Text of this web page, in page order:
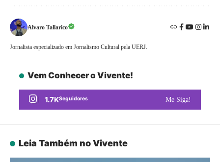
Alvaro Tallarico
Jornalista especializado em Jornalismo Cultural pela UERJ.
Vem Conhecer o Vivente!
1.7KSeguidores Me Siga!
Leia Também no Vivente